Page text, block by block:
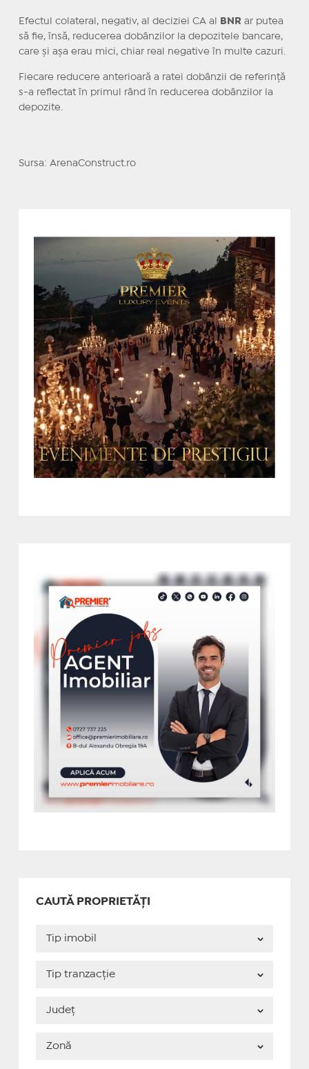
Efectul colateral, negativ, al deciziei CA al BNR ar putea
să fie, însă, reducerea dobânzilor la depozitele bancare,
care și așa erau mici, chiar real negative în multe cazuri.
Fiecare reducere anterioară a ratei dobânzii de referință
s-a reflectat în primul rând în reducerea dobânzilor la
depozite.
Sursa: ArenaConstruct.ro
CAUTĂ PROPRIETĂȚI